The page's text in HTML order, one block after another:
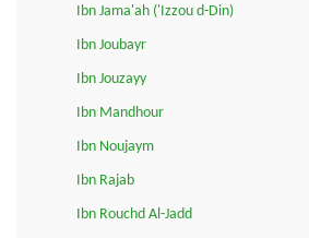
Ibn Jama'ah ('Izzou d-Din)
Ibn Joubayr
Ibn Jouzayy
Ibn Mandhour
Ibn Noujaym
Ibn Rajab
Ibn Rouchd Al-Jadd